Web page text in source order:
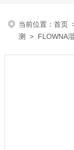
当前位置：首页
测
> FLOWNA